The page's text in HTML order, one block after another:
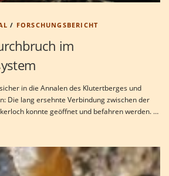
/ FORSCHUNGSBERICHT
im
in die Annalen des Klutertberges und
Die lang ersehnte Verbindung zwischen der
konnte geöffnet und befahren werden. …